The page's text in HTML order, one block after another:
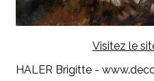
Visitez le
HALER Brigitte -